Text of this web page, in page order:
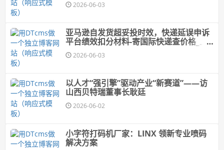
2026-06-03
亚马逊自发货超妥投时效，快递延误申诉
平台绩效扣分材料-寄国际快递查价格_上
飞时达快递官网
2026-06-03
以人才“强引擎”驱动产业“新赛道”——访
山西贝特瑞董事长耿廷
2026-06-02
小字符打码机厂家：LINX 领新专业喷码
解决方案